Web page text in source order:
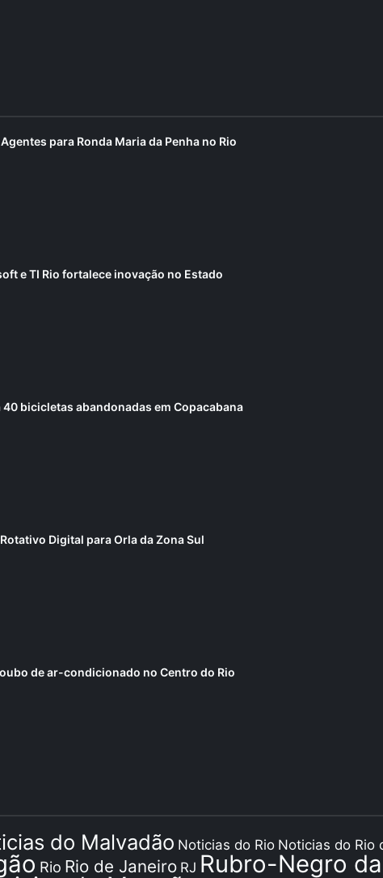
para Ronda Maria da Penha no Rio
e TI Rio fortalece inovação no Estado
bicicletas abandonadas em Copacabana
Digital para Orla da Zona Sul
de ar-condicionado no Centro do Rio
do Malvadão Noticias do Rio Noticias do Rio
Rio Rio de Janeiro RJ Rubro-Negro